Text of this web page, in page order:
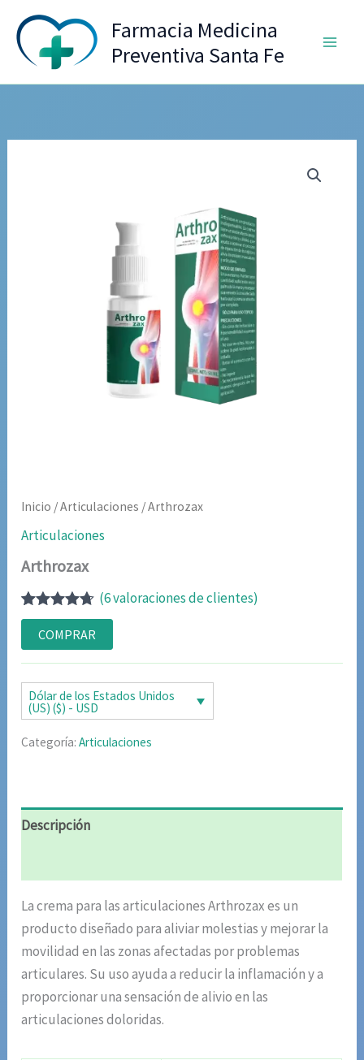
contenido
Farmacia Medicina
Preventiva Santa Fe
Inicio /Articulaciones / Arthrozax
Articulaciones
Arthrozax
Valorado
con4.60de
5 en base
a
5
de
clientes
(6valoraciones de clientes)
COMPRAR
Dólar de los Estados Unidos
(US) ($) - USD
Categoría:Articulaciones
Descripción
La crema para las articulaciones Arthrozax es un
producto diseñado para aliviar molestias y mejorar la
movilidad en las zonas afectadas por problemas
articulares. Su uso ayuda a reducir la inflamación y a
proporcionar una sensación de alivio en las
articulaciones doloridas.